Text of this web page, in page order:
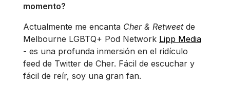
momento?
Actualmente me encanta Cher & Retweetde
Melbourne LGBTQ+ Pod Network Lipp Media
- es una profunda inmersión en el ridículo
feed de Twitter de Cher. Fácil de escuchar y
fácil de reír, soy una gran fan.